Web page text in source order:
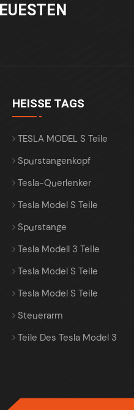
HEISSE TAGS
TESLA MODEL S Teile
Spurstangenkopf
Tesla-Querlenker
Tesla Model S Teile
Spurstange
Tesla Modell 3 Teile
Tesla Model S Teile
Tesla Model S Teile
Steuerarm
Teile Des Tesla Model 3